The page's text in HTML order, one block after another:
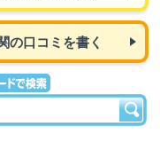
の口コミを書く